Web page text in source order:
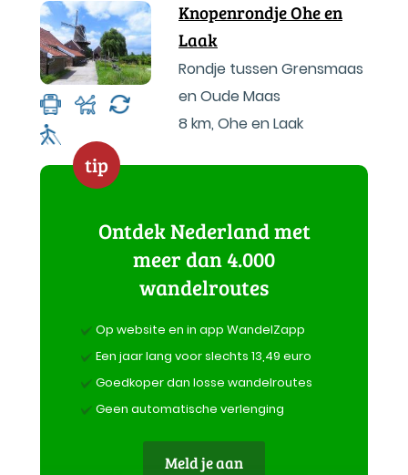
Knopenrondje Ohe en
Laak
Rondje tussen Grensmaas
en Oude Maas
8 km, Ohe en Laak
tip
Ontdek Nederland met
meer dan 4.000
wandelroutes
Op website en in app WandelZapp
Een jaar lang voor slechts 13,49 euro
Goedkoper dan losse wandelroutes
Geen automatische verlenging
Meld je aan